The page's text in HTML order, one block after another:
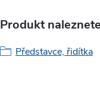
Produkt
Představce, řidítka